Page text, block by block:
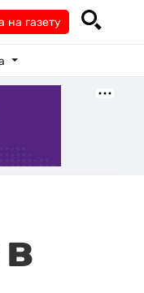
на газету